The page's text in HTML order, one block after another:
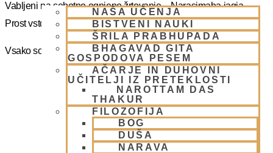
NAŠA UČENJA
BISTVENI NAUKI
ŠRILA PRABHUPADA
BHAGAVAD GITA
GOSPODOVA PESEM
AČARJE IN DUHOVNI
UČITELJI IZ PRETEKLOSTI
NAROTTAM DAS
THAKUR
FILOZOFIJA
BOG
DUŠA
NARAVA
Vabljeni na sobotno ognjeno žrtovanje – Narasimaha jagja.
Prost vstop.
Vsako soboto ob 16.00 do 17:00